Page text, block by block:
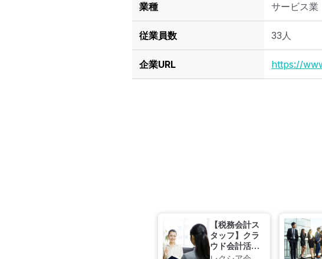
業種 サービス業
従業員数 33人
企業URL https://
【税務会計ス
タッフ】クラ
ウド会計活用
◎スタートア